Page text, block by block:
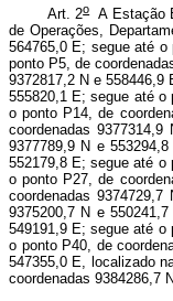
Art. 2oA Estação
de Operações,
564765,0 E; segue até o
ponto P5, de
9372817,2 N e 558446,9
555820,1 E; segue até o
o ponto P14, de
coordenadas
9377789,9 N e
552179,8 E; segue até o
o ponto P27, de
coordenadas
9375200,7 N e
549191,9 E; segue até o
o ponto P40, de
547355,0 E, localizado
coordenadas 9384286,7